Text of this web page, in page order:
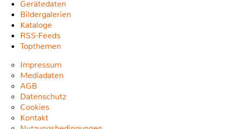
Gerätedaten
Bildergalerien
Kataloge
RSS-Feeds
Topthemen
Impressum
Mediadaten
AGB
Datenschutz
Cookies
Kontakt